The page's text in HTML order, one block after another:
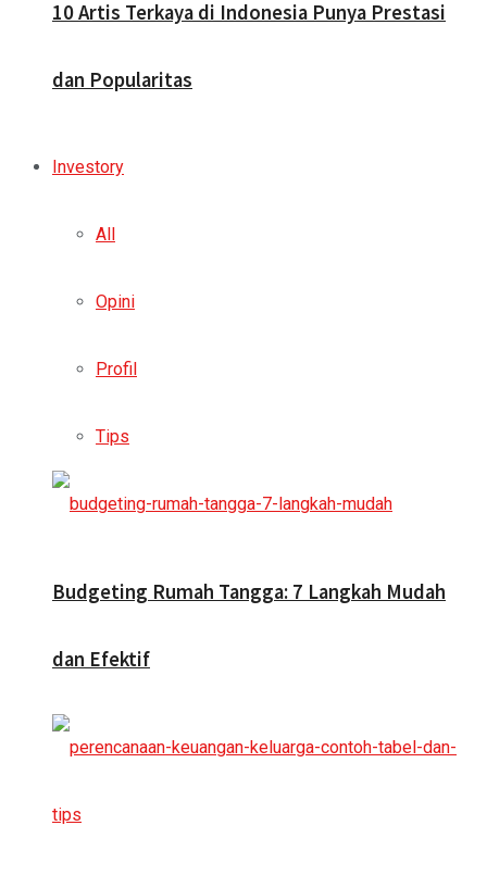
10 Artis Terkaya di Indonesia Punya Prestasi
dan Popularitas
Investory
All
Opini
Profil
Tips
Budgeting Rumah Tangga: 7 Langkah Mudah
dan Efektif